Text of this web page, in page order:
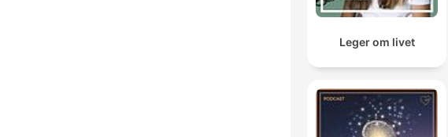
Leger om livet